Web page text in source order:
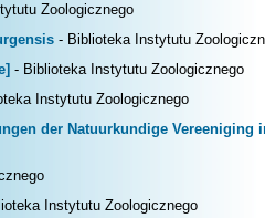
Zoologicznego
- Biblioteka Instytutu
- Biblioteka Instytutu Zoologicznego
Instytutu Zoologicznego
der Natuurkundige Vereeniging
Instytutu Zoologicznego